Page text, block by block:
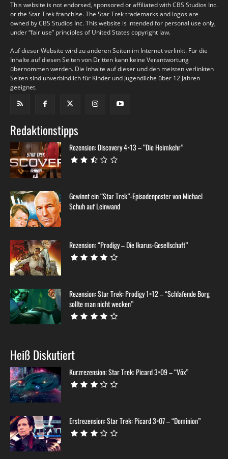
This website is not endorsed, sponsored or affiliated with CBS Studios Inc.
or the Star Trek franchise. The Star Trek trademarks and logos are
owned by CBS Studios Inc. This website is intended for personal use only,
under “fair use” principles of United States copyright law.
Auf dieser Website wird zu anderen Seiten im Internet verlinkt. Für die
Inhalte auf diesen Seiten von Dritten kann keine Verantwortung
übernommen werden. Die Inhalte auf dieser und den meisten verlinkten
Seiten sind unverbindlich für Kinder und Jugendliche über 12 Jahren
geeignet.
Redaktionstipps
Rezension: Discovery 4×13 – “Die Heimkehr”
Gewinnt ein “Star Trek”-Episodenposter von Michael
Schuh auf Leinwand
Rezension: “Prodigy – Die Ikarus-Gesellschaft”
Rezension: Star Trek: Prodigy 1×12 – “Schlafende Borg
sollte man nicht wecken”
Heiß Diskutiert
Kurzrezension: Star Trek: Picard 3×09 – “Võx”
Erstrezension: Star Trek: Picard 3×07 – “Dominion”